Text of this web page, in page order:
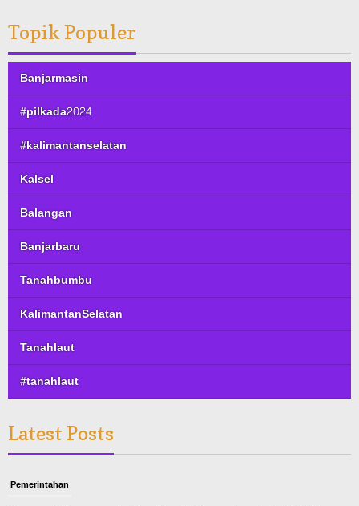
Topik Populer
Banjarmasin
#pilkada2024
#kalimantanselatan
Kalsel
Balangan
Banjarbaru
Tanahbumbu
KalimantanSelatan
Tanahlaut
#tanahlaut
Latest Posts
Pemerintahan